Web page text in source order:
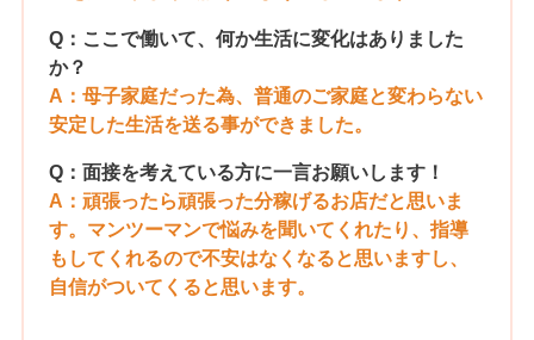
Q：ここで働いて、何か生活に変化はありました
か？
A：母子家庭だった為、普通のご家庭と変わらない
安定した生活を送る事ができました。
Q：面接を考えている方に一言お願いします！
A：頑張ったら頑張った分稼げるお店だと思いま
す。マンツーマンで悩みを聞いてくれたり、指導
もしてくれるので不安はなくなると思いますし、
自信がついてくると思います。